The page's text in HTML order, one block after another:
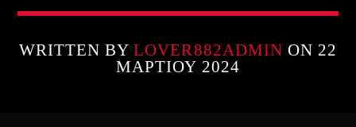
WRITTEN BYLOVER882ADMIN ON 22
ΜΑΡΤΊΟΥ 2024